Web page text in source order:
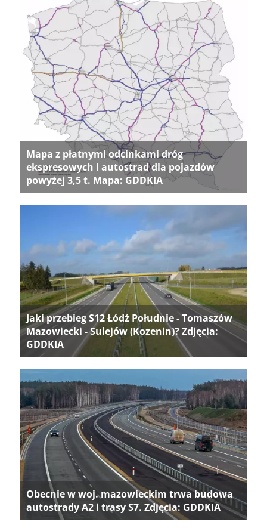
Mapa z płatnymi odcinkami dróg
ekspresowych i autostrad dla pojazdów
powyżej 3,5 t. Mapa: GDDKIA
Jaki przebieg S12 Łódź Południe - Tomaszów
Mazowiecki - Sulejów (Kozenin)? Zdjęcia:
GDDKIA
Obecnie w woj. mazowieckim trwa budowa
autostrady A2 i trasy S7. Zdjęcia: GDDKIA